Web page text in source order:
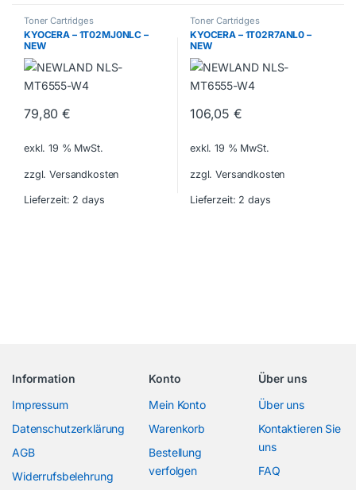
Toner Cartridges
KYOCERA – 1T02MJ0NLC –
NEW
79,80€
exkl. 19 % MwSt.
zzgl. Versandkosten
Lieferzeit: 2 days
Toner Cartridges
KYOCERA – 1T02R7ANL0 –
NEW
106,05€
exkl. 19 % MwSt.
zzgl. Versandkosten
Lieferzeit: 2 days
Information
Impressum
Datenschutzerklärung
AGB
Widerrufsbelehrung
Konto
Mein Konto
Warenkorb
Bestellung
verfolgen
Über uns
Über uns
Kontaktieren Sie
uns
FAQ